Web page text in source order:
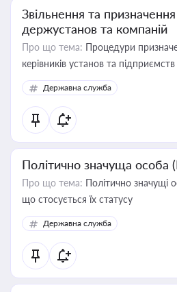
Звільнення та призначення
держустанов та компаній
Про що тема: Процедури
керівників установ та підприємств
Державна служба
Політично значуща особа
Про що тема: Політично значущі
що стосується їх статусу
Державна служба